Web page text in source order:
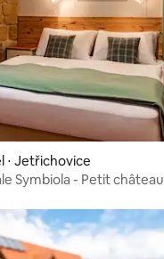
⋅ Jetřichovice
Symbiola - Petit château